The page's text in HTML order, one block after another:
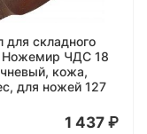
для складного
Ножемир ЧДС 18
кожа,
для ножей 127
1 437